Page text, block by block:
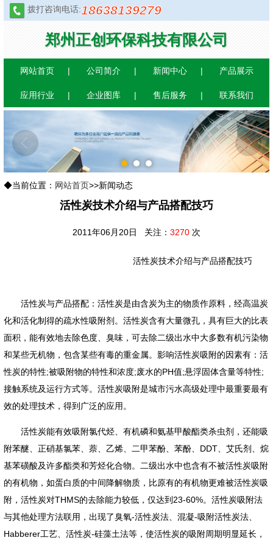
拨打咨询电话:18638139279
郑州正创环保科技有限公司
网站首页 公司简介 新闻中心 产品展示
应用行业 企业图库 售后服务 联系我们
1 2
3
◆当前位置： 网站首页>>新闻动态
活性炭技术介绍与产品搭配技巧
2011年06月20日 关注： 3270 次
活性炭技术介绍与产品搭配技巧
活性炭与产品搭配：活性炭是由含炭为主的物质作原料，经高温炭
化和活化制得的疏水性吸附剂。活性炭含有大量微孔，具有巨大的比表
面积，能有效地去除色度、臭味，可去除二级出水中大多数有机污染物
和某些无机物，包含某些有毒的重金属。影响活性炭吸附的因素有：活
性炭的特性;被吸附物的特性和浓度;废水的PH值;悬浮固体含量等特性;
接触系统及运行方式等。活性炭吸附是城市污水高级处理中最重要最有
效的处理技术，得到广泛的应用。
活性炭能有效吸附氯代烃、有机磷和氨基甲酸酯类杀虫剂，还能吸
附苯醚、正硝基氯苯、萘、乙烯、二甲苯酚、苯酚、DDT、艾氏剂、烷
基苯磺酸及许多酯类和芳烃化合物。二级出水中也含有不被活性炭吸附
的有机物，如蛋白质的中间降解物质，比原有的有机物更难被活性炭吸
附，活性炭对THMS的去除能力较低，仅达到23-60%。活性炭吸附法
与其他处理方法联用，出现了臭氧-活性炭法、混凝-吸附活性炭法、
Habberer工艺、活性炭-硅藻土法等，使活性炭的吸附周期明显延长，